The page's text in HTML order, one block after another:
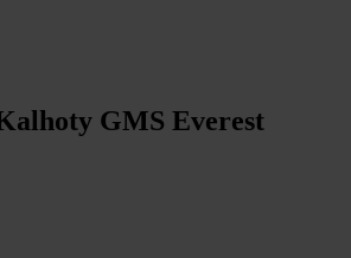
GMS Everest